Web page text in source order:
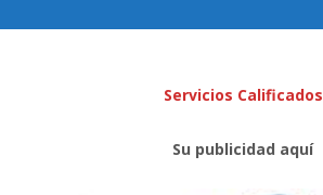
Servicios Calificados
Su publicidad aquí